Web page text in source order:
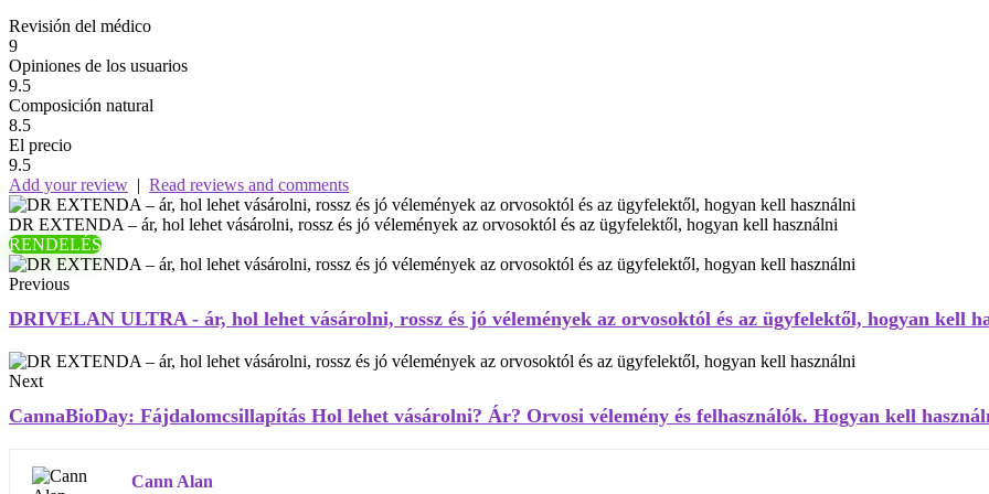
Revisión del médico
9
Opiniones de los usuarios
9.5
Composición natural
8.5
El precio
9.5
Add your review | Read reviews and comments
DR EXTENDA – ár, hol lehet vásárolni, rossz és jó vélemények az orvosoktól és az ügyfelektől, hogyan kell használni
RENDELÉS
Previous
DRIVELAN ULTRA - ár, hol lehet vásárolni, rossz és jó vélemények az orvosoktól és az ügyfelektől, hogyan kell
Next
CannaBioDay: Fájdalomcsillapítás Hol lehet vásárolni? Ár? Orvosi vélemény és felhasználók. Hogyan kell
Cann Alan